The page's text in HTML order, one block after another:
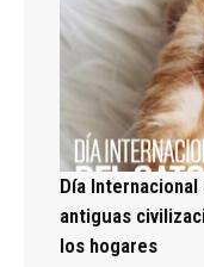
Día
antiguas
los hogares